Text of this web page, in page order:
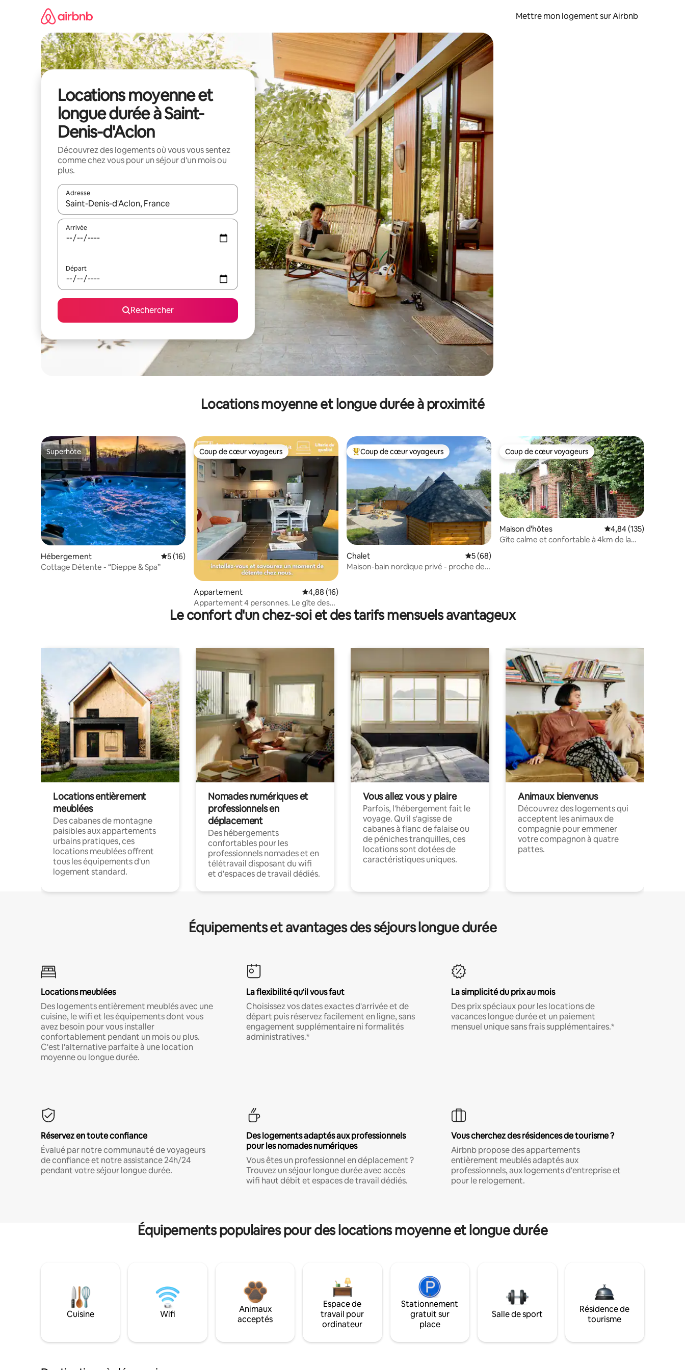
Mettre mon logement sur Airbnb
Locations moyenne et
longue durée à Saint-
Denis-d'Aclon
Découvrez des logements où vous vous sentez
comme chez vous pour un séjour d'un mois ou
plus.
Adresse
Lorsque les résultats s'affichent, utilisez les flèches vers le haut et vers le bas pour les parcourir ou en appuyant et en faisant glisser.
Arrivée
Départ
Rechercher
Locations moyenne et longue durée à proximité
Superhôte
Superhôte
Hébergement Évaluation moyenne sur la base de 16 commentaires : 5 sur 5
5 (16)
Cottage Détente - “Dieppe & Spa”
Coup de cœur voyageurs
Coup de cœur voyageurs
Appartement Évaluation moyenne sur la base de 16 commentaires : 4,88 sur 5
4,88 (16)
Appartement 4 personnes. Le gîte des
Papillon
Coups de cœur voyageurs les plus appréciés
Coup de cœur voyageurs
Chalet Évaluation moyenne sur la base de 68 commentaires : 5 sur 5
5 (68)
Maison-bain nordique privé - proche de
Coup de cœur voyageurs
Coup de cœur voyageurs
Maison d'hôtes Évaluation moyenne
4,84 (135)
Gîte calme et confortable à 4km de la
Le confort d'un chez-soi et des tarifs mensuels avantageux
Locations entièrement
meublées
Des cabanes de montagne
paisibles aux appartements
urbains pratiques, ces
locations meublées offrent
tous les équipements d'un
logement standard.
Nomades numériques et
professionnels en
déplacement
Des hébergements
confortables pour les
professionnels nomades et en
télétravail disposant du wifi
et d'espaces de travail dédiés.
Vous allez vous y plaire
Parfois, l'hébergement fait le
voyage. Qu'il s'agisse de
cabanes à flanc de falaise ou
de péniches tranquilles, ces
locations sont dotées de
caractéristiques uniques.
Animaux bienvenus
Découvrez des logements qui
acceptent les animaux de
compagnie pour emmener
votre compagnon à quatre
pattes.
Équipements et avantages des séjours longue durée
Locations meublées
Des logements entièrement meublés avec une
cuisine, le wifi et les équipements dont vous
avez besoin pour vous installer
confortablement pendant un mois ou plus.
C'est l'alternative parfaite à une location
moyenne ou longue durée.
La flexibilité qu'il vous faut
Choisissez vos dates exactes d'arrivée et de
départ puis réservez facilement en ligne, sans
engagement supplémentaire ni formalités
administratives.*
La simplicité du prix au mois
Des prix spéciaux pour les locations de
vacances longue durée et un paiement
mensuel unique sans frais supplémentaires.*
Réservez en toute confiance
Évalué par notre communauté de voyageurs
de confiance et notre assistance 24h/24
pendant votre séjour longue durée.
Des logements adaptés aux professionnels
pour les nomades numériques
Vous êtes un professionnel en déplacement ?
Trouvez un séjour longue durée avec accès
wifi haut débit et espaces de travail dédiés.
Vous cherchez des résidences de tourisme ?
Airbnb propose des appartements
entièrement meublés adaptés aux
professionnels, aux logements d'entreprise et
pour le relogement.
Équipements populaires pour des locations moyenne et longue durée
Cuisine Wifi
Animaux
acceptés
Espace de
travail pour
ordinateur
Stationnement
gratuit sur
place
Salle de sport
Résidence de
tourisme